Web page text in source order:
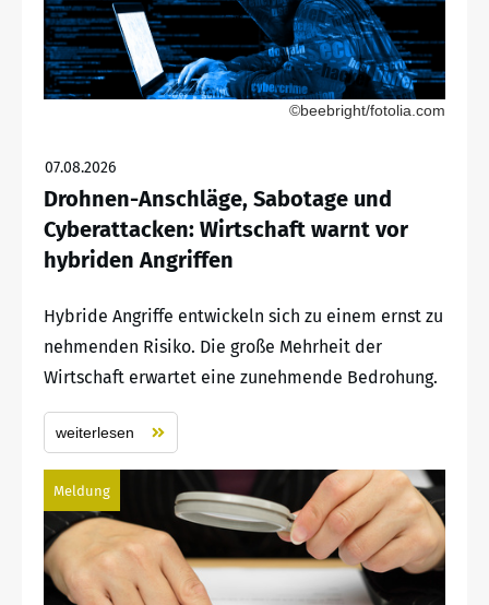
©beebright/fotolia.com
07.08.2026
Drohnen-Anschläge, Sabotage und
Cyberattacken: Wirtschaft warnt vor
hybriden Angriffen
Hybride Angriffe entwickeln sich zu einem ernst zu
nehmenden Risiko. Die große Mehrheit der
Wirtschaft erwartet eine zunehmende Bedrohung.
weiterlesen
Meldung